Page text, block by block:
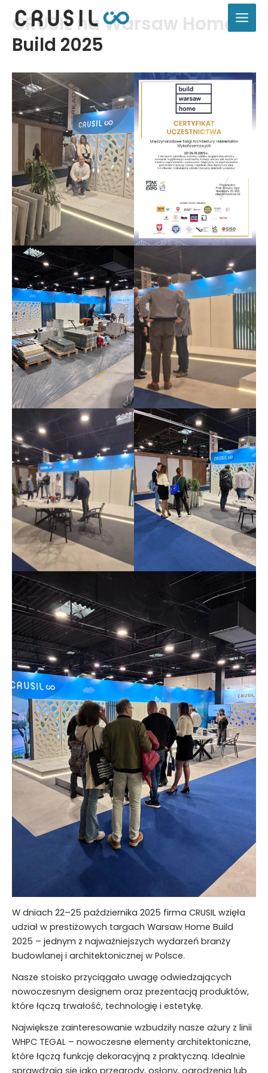
Przejdź
treściCRUSIL na Warsaw Home
Build 2025
W dniach 22–25 października 2025 firma CRUSIL wzięła
udział w prestiżowych targach Warsaw Home Build
2025 – jednym z najważniejszych wydarzeń branży
budowlanej i architektonicznej w Polsce.
Nasze stoisko przyciągało uwagę odwiedzających
nowoczesnym designem oraz prezentacją produktów,
które łączą trwałość, technologię i estetykę.
Największe zainteresowanie wzbudziły nasze ażury z linii
WHPC TEGAL – nowoczesne elementy architektoniczne,
które łączą funkcję dekoracyjną z praktyczną. Idealnie